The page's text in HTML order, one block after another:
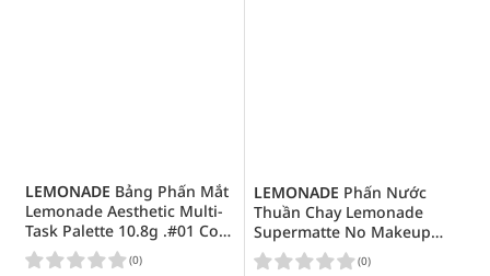
LEMONADE Bảng Phấn Mắt
Lemonade Aesthetic Multi-
Task Palette 10.8g .#01 Cool
Rose
(0)
LEMONADE Phấn Nước
Thuần Chay Lemonade
Supermatte No Makeup
Cushion 15g .#A02 Medium
Light
(0)